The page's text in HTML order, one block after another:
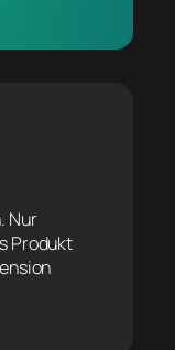
Nur
Produkt